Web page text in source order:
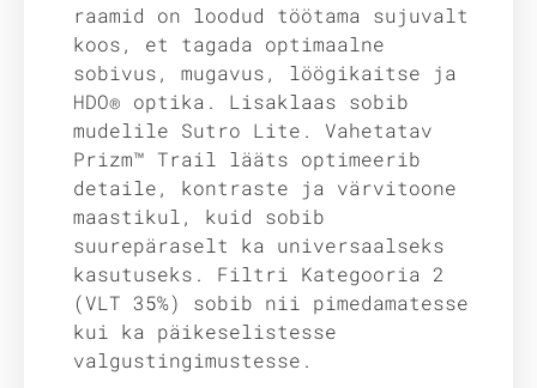
raamid on loodud töötama sujuvalt
koos, et tagada optimaalne
sobivus, mugavus, löögikaitse ja
HDO® optika. Lisaklaas sobib
mudelile Sutro Lite. Vahetatav
Prizm™ Trail lääts optimeerib
detaile, kontraste ja värvitoone
maastikul, kuid sobib
suurepäraselt ka universaalseks
kasutuseks. Filtri Kategooria 2
(VLT 35%) sobib nii pimedamatesse
kui ka päikeselistesse
valgustingimustesse.